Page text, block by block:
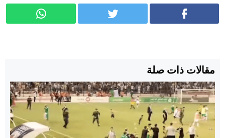
مقالات ذات صلة